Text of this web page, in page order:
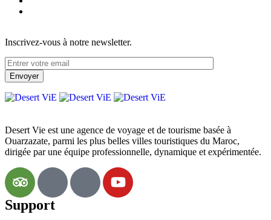
Inscrivez-vous à notre newsletter.
Desert Vie est une agence de voyage et de tourisme basée à
Ouarzazate, parmi les plus belles villes touristiques du Maroc,
dirigée par une équipe professionnelle, dynamique et expérimentée.
Support